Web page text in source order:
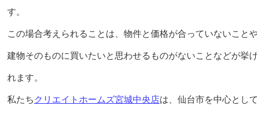
す。
この場合考えられることは、物件と価格が合っていないことや
建物そのものに買いたいと思わせるものがないことなどが挙
れます。
私たち クリエイトホームズ宮城中央店は、仙台市を中心とし